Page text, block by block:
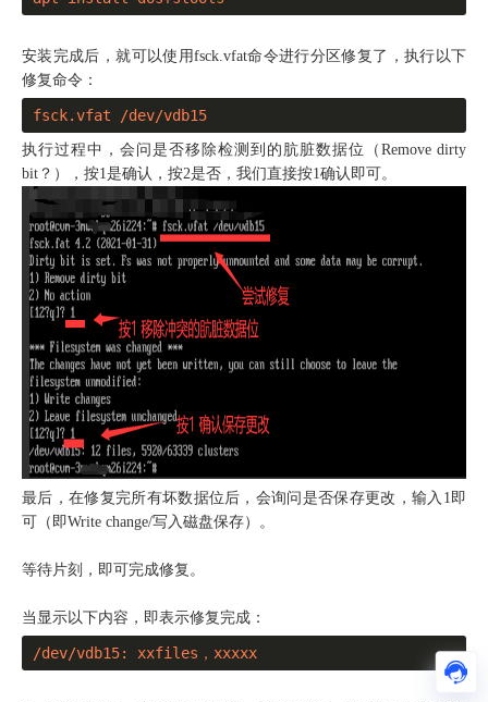
安装完成后，就可以使用fsck.vfat命令进行分区修复了，执行以下
修复命令：
fsck.vfat /dev/vdb15
执行过程中，会问是否移除检测到的肮脏数据位（Remove dirty
bit？），按1是确认，按2是否，我们直接按1确认即可。
最后，在修复完所有坏数据位后，会询问是否保存更改，输入1即
可（即Write change/写入磁盘保存）。
等待片刻，即可完成修复。
当显示以下内容，即表示修复完成：
/dev/vdb15: xxfiles，xxxxx